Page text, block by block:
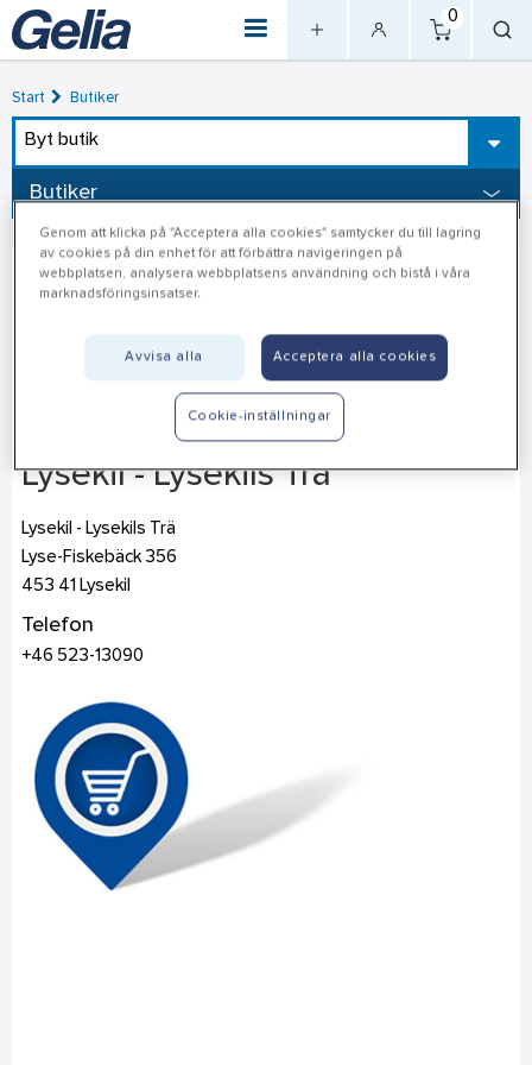
0
Start Butiker
Byt butik
Butiker
Lysekil - Lysekils Trä
Lysekil - Lysekils Trä
Lyse-Fiskebäck 356
453 41 Lysekil
Telefon
+46 523-13090
Genom att klicka på "Acceptera alla cookies" samtycker du till lagring
av cookies på din enhet för att förbättra navigeringen på
webbplatsen, analysera webbplatsens användning och bistå i våra
marknadsföringsinsatser.
Avvisa alla Acceptera alla cookies
Cookie-inställningar